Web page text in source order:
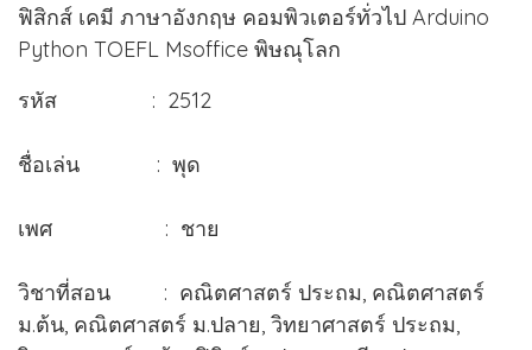
ฟิสิกส์ เคมี ภาษาอังกฤษ คอมพิวเตอร์ทั่วไป Arduino
Python TOEFL Msoffice พิษณุโลก
รหัส : 2512
ชื่อเล่น : พุด
เพศ : ชาย
วิชาที่สอน : คณิตศาสตร์ ประถม, คณิตศาสตร์
ม.ต้น, คณิตศาสตร์ ม.ปลาย, วิทยาศาสตร์ ประถม,